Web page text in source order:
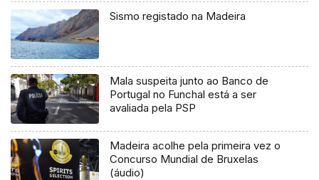
Sismo registado na Madeira
Mala suspeita junto ao Banco de
Portugal no Funchal está a ser
avaliada pela PSP
Madeira acolhe pela primeira vez o
Concurso Mundial de Bruxelas
(áudio)